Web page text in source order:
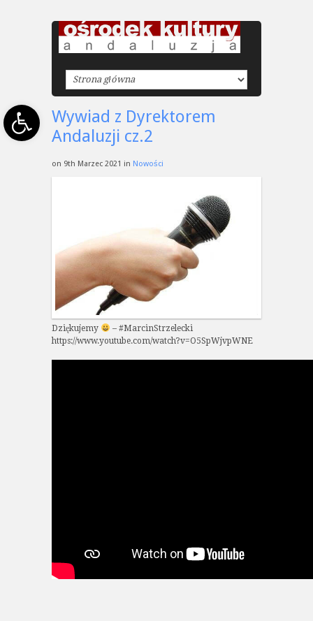
Open toolbarWywiad z Dyrektorem
Andaluzji cz.2
on 9th Marzec 2021 in Nowości
Dziękujemy
– #MarcinStrzelecki
https://www.youtube.com/watch?v=O5SpWjvpWNE